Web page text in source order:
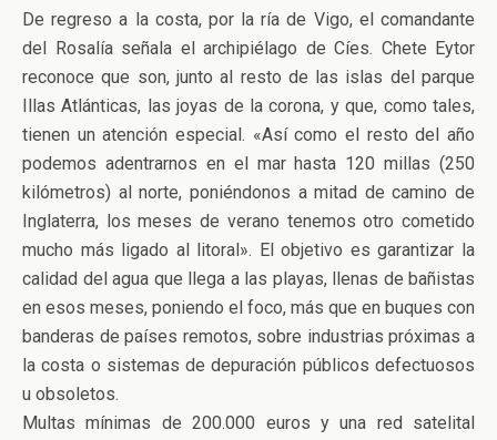
De regreso a la costa, por la ría de Vigo, el comandante
del Rosalía señala el archipiélago de Cíes. Chete Eytor
reconoce que son, junto al resto de las islas del parque
Illas Atlánticas, las joyas de la corona, y que, como tales,
tienen un atención especial. «Así como el resto del año
podemos adentrarnos en el mar hasta 120 millas (250
kilómetros) al norte, poniéndonos a mitad de camino de
Inglaterra, los meses de verano tenemos otro cometido
mucho más ligado al litoral». El objetivo es garantizar la
calidad del agua que llega a las playas, llenas de bañistas
en esos meses, poniendo el foco, más que en buques con
banderas de países remotos, sobre industrias próximas a
la costa o sistemas de depuración públicos defectuosos
u obsoletos.
Multas mínimas de 200.000 euros y una red satelital